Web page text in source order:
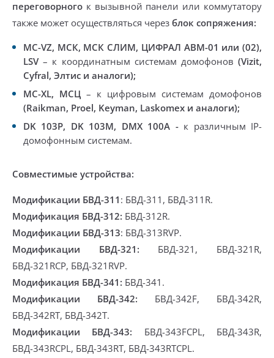
переговорного к вызывной панели или коммутатору
также может осуществляться через блок сопряжения:
MC-VZ, МСК, МСК СЛИМ, ЦИФРАЛ АВМ-01 или (02),
LSV– к координатным системам домофонов(Vizit,
Cyfral, Элтис и аналоги);
MC-XL, МСЦ – к цифровым системам домофонов
(Raikman, Proel, Keyman, Laskomex и аналоги);
DK 103P, DK 103M, DMX 100A - к различным IP-
домофонным системам.
Совместимые устройства:
Модификации БВД-311 : БВД-311, БВД-311R.
Модификация БВД-312: БВД-312R.
Модификации БВД-313: БВД-313RVP.
Модификации БВД-321: БВД-321, БВД-321R,
БВД-321RCP, БВД-321RVP.
Модификация БВД-341: БВД-341.
Модификации БВД-342: БВД-342F, БВД-342R,
БВД-342RT, БВД-342T.
Модификации БВД-343: БВД-343FCPL, БВД-343R,
БВД-343RCPL, БВД-343RT, БВД-343RTCPL.